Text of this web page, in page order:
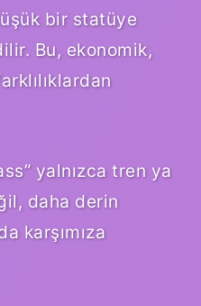
bir statüye
Bu, ekonomik,
yalnızca tren ya
daha derin
karşımıza